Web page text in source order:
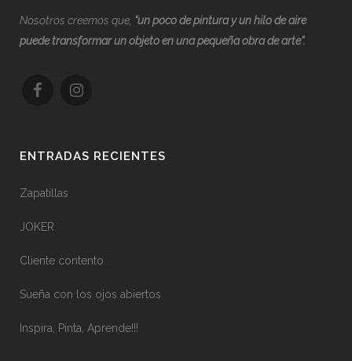
Nosotros creemos que, “un poco de pintura y un hilo de aire
puede transformar un objeto en una pequeña obra de arte”.
ENTRADAS RECIENTES
Zapatillas
JOKER
Cliente contento
Sueña con los ojos abiertos
Inspira, Pinta, Aprende!!!